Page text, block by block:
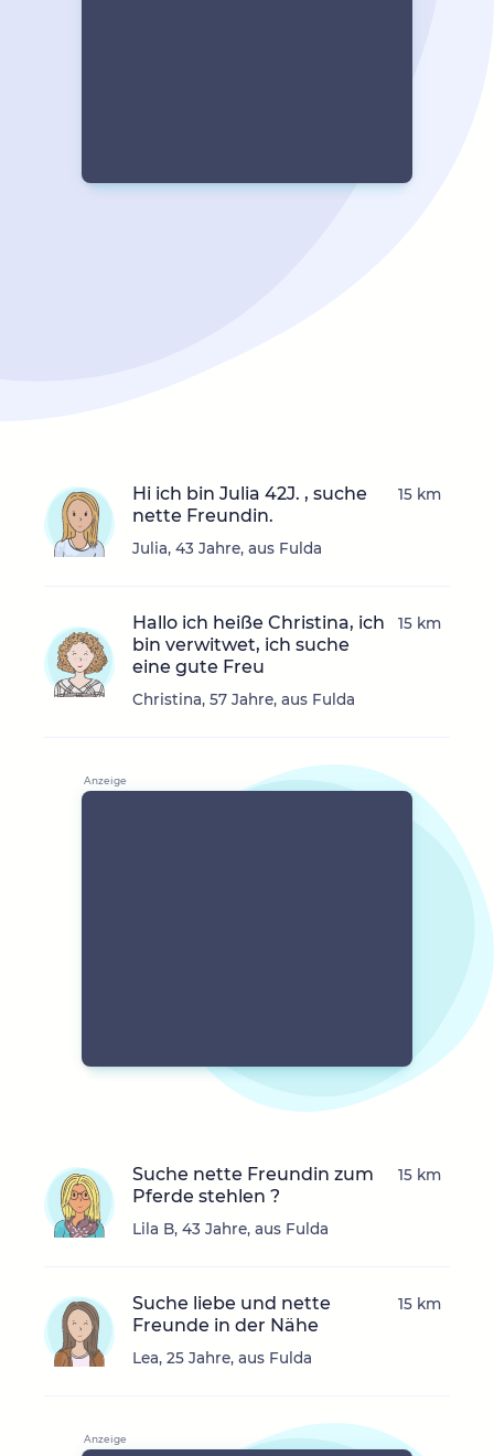
Hi ich bin Julia 42J. , suche
nette Freundin.
Julia, 43 Jahre, aus Fulda
15 km
Hallo ich heiße Christina, ich
bin verwitwet, ich suche
eine gute Freu
Christina, 57 Jahre, aus Fulda
15 km
Suche nette Freundin zum
Pferde stehlen ?
Lila B, 43 Jahre, aus Fulda
15 km
Suche liebe und nette
Freunde in der Nähe
Lea, 25 Jahre, aus Fulda
15 km